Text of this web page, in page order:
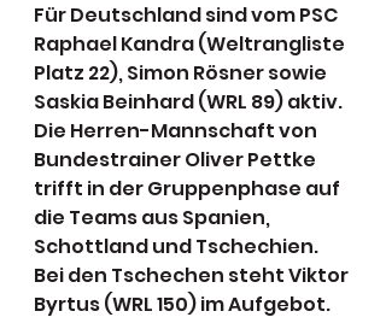
Für Deutschland sind vom PSC
Raphael Kandra (Weltrangliste
Platz 22), Simon Rösner sowie
Saskia Beinhard (WRL 89) aktiv.
Die Herren-Mannschaft von
Bundestrainer Oliver Pettke
trifft in der Gruppenphase auf
die Teams aus Spanien,
Schottland und Tschechien.
Bei den Tschechen steht Viktor
Byrtus (WRL 150) im Aufgebot.